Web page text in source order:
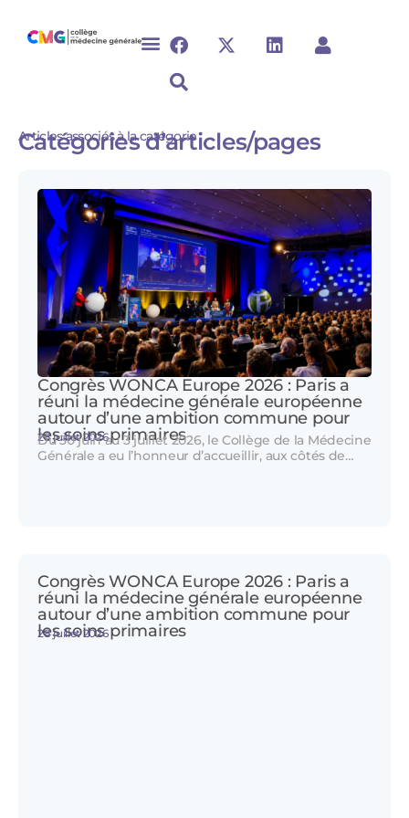
Articles associés à la catégorie
Catégories d’articles/pages
Congrès WONCA Europe 2026 : Paris a
réuni la médecine générale européenne
autour d’une ambition commune pour
les soins primaires
28 juillet 2026
Du 30 juin au 3 juillet 2026, le Collège de la Médecine
Générale a eu l’honneur d’accueillir, aux côtés de…
Congrès WONCA Europe 2026 : Paris a
réuni la médecine générale européenne
autour d’une ambition commune pour
les soins primaires
28 juillet 2026